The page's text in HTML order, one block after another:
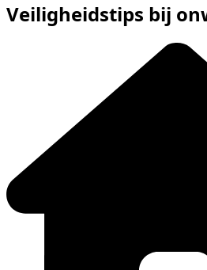
Veiligheidstips bij